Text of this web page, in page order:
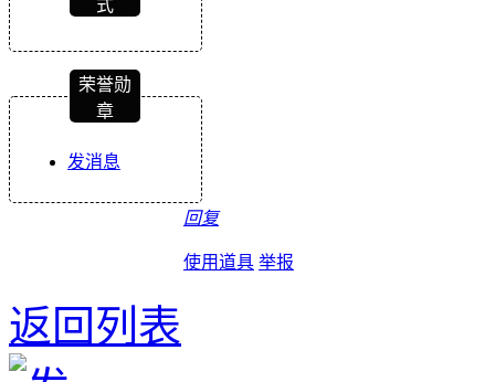
式
荣誉勋
章
发消息
回复
使用道具 举报
返回列表